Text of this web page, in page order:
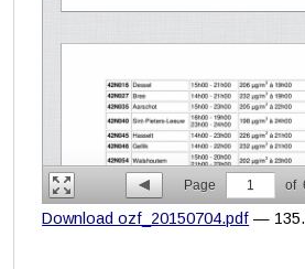
Page 1 of
Download ozf_20150704.pdf —